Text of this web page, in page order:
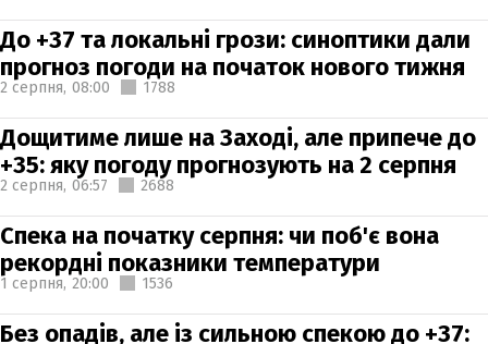
До +37 та локальні грози: синоптики дали
прогноз погоди на початок нового тижня
2 серпня, 08:00 1788
Дощитиме лише на Заході, але припече до
+35: яку погоду прогнозують на 2 серпня
2 серпня, 06:57 2688
Спека на початку серпня: чи поб'є вона
рекордні показники температури
1 серпня, 20:00 1536
Без опадів, але із сильною спекою до +37: